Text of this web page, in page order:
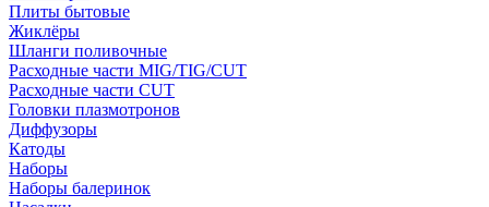
Плиты бытовые
Жиклёры
Шланги поливочные
Расходные части MIG/TIG/CUT
Расходные части CUT
Головки плазмотронов
Диффузоры
Катоды
Наборы
Наборы балеринок